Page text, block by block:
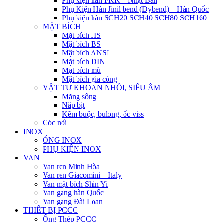
Phụ Kiện Hàn Jinil bend (Dybend) – Hàn Quốc
Phụ kiện hàn SCH20 SCH40 SCH80 SCH160
MẶT BÍCH
Mặt bích JIS
Mặt bích BS
Mặt bích ANSI
Mặt bích DIN
Mặt bích mù
Mặt bích gia công
VẬT TƯ KHOAN NHỒI, SIÊU ÂM
Măng sông
Nắp bịt
Kẽm buộc, bulong, ốc viss
Cóc nối
INOX
ỐNG INOX
PHỤ KIỆN INOX
VAN
Van ren Minh Hòa
Van ren Giacomini – Italy
Van mặt bích Shin Yi
Van gang hàn Quốc
Van gang Đài Loan
THIẾT BỊ PCCC
Ống Thép PCCC